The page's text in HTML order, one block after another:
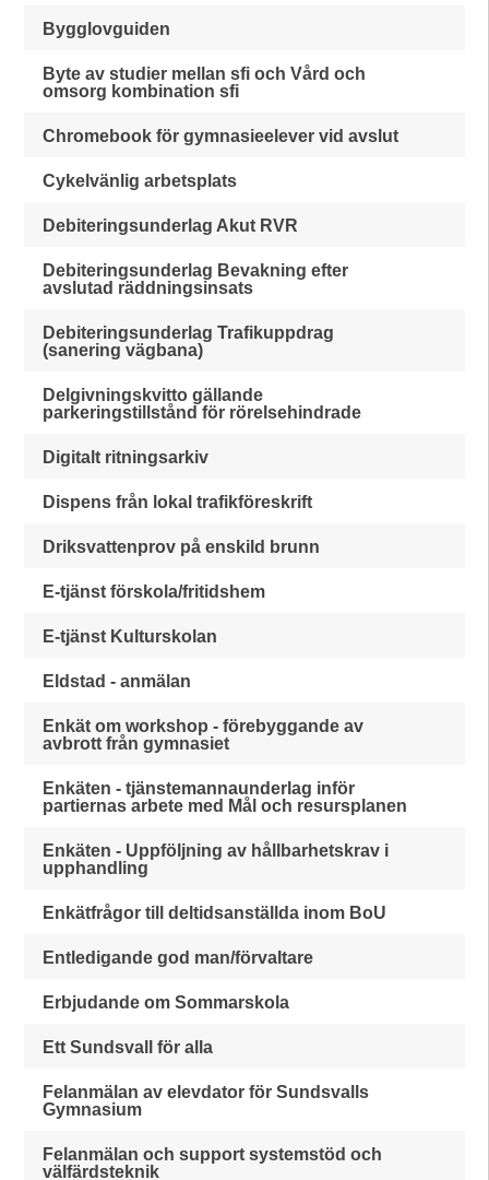
Bygglovguiden
Byte av studier mellan sfi och Vård och
omsorg kombination sfi
Chromebook för gymnasieelever vid avslut
Cykelvänlig arbetsplats
Debiteringsunderlag Akut RVR
Debiteringsunderlag Bevakning efter
avslutad räddningsinsats
Debiteringsunderlag Trafikuppdrag
(sanering vägbana)
Delgivningskvitto gällande
parkeringstillstånd för rörelsehindrade
Digitalt ritningsarkiv
Dispens från lokal trafikföreskrift
Driksvattenprov på enskild brunn
E-tjänst förskola/fritidshem
E-tjänst Kulturskolan
Eldstad - anmälan
Enkät om workshop - förebyggande av
avbrott från gymnasiet
Enkäten - tjänstemannaunderlag inför
partiernas arbete med Mål och resursplanen
Enkäten - Uppföljning av hållbarhetskrav i
upphandling
Enkätfrågor till deltidsanställda inom BoU
Entledigande god man/förvaltare
Erbjudande om Sommarskola
Ett Sundsvall för alla
Felanmälan av elevdator för Sundsvalls
Gymnasium
Felanmälan och support systemstöd och
välfärdsteknik